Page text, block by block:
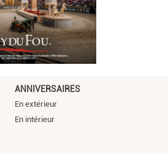
ANNIVERSAIRES
En extérieur
En intérieur